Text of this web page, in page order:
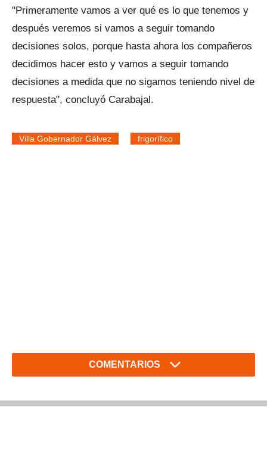
"Primeramente vamos a ver qué es lo que tenemos y
después veremos si vamos a seguir tomando
decisiones solos, porque hasta ahora los compañeros
decidimos hacer esto y vamos a seguir tomando
decisiones a medida que no sigamos teniendo nivel de
respuesta", concluyó Carabajal.
Villa Gobernador Gálvez frigorífico
COMENTARIOS